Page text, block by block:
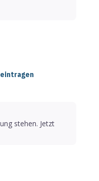
stehen. Jetzt